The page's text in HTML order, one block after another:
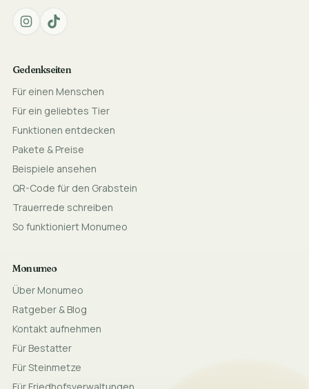
Gedenkseiten
Für einen Menschen
Für ein geliebtes Tier
Funktionen entdecken
Pakete & Preise
Beispiele ansehen
QR-Code für den Grabstein
Trauerrede schreiben
So funktioniert Monumeo
Monumeo
Über Monumeo
Ratgeber & Blog
Kontakt aufnehmen
Für Bestatter
Für Steinmetze
Für Friedhofsverwaltungen